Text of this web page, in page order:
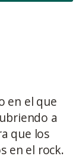
en el que
a
que los
en el rock.